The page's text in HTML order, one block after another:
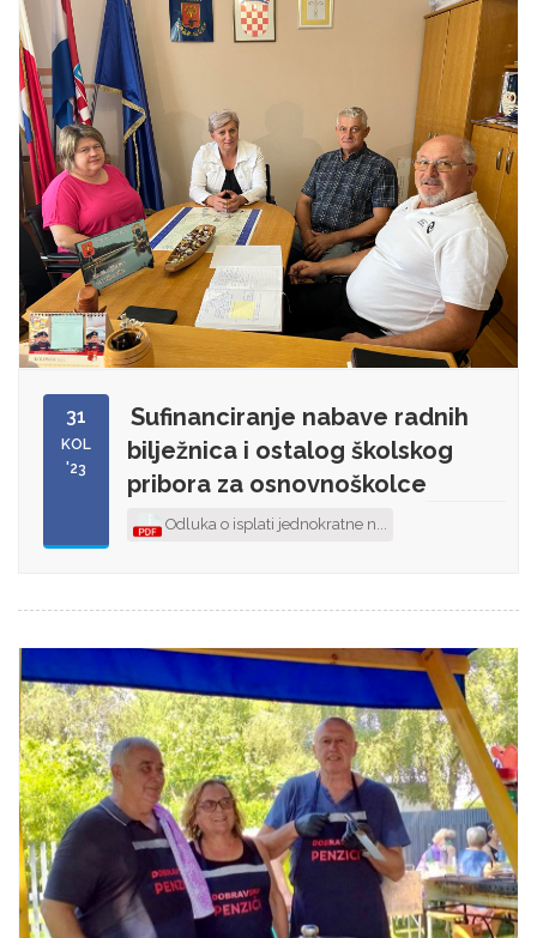
31
KOL
'23
Sufinanciranje nabave radnih
bilježnica i ostalog školskog
pribora za osnovnoškolce
Odluka o isplati jednokratne n...